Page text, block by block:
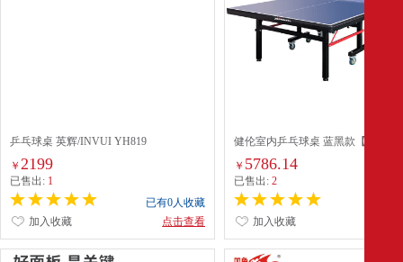
乒乓球桌 英辉/INVUI YH819
￥ 2199
已售出: 1
已有0人收藏
点击查看
加入收藏
健伦室内乒乓球桌 蓝黑款【25mm
￥ 5786.14
已售出:2
加入收藏